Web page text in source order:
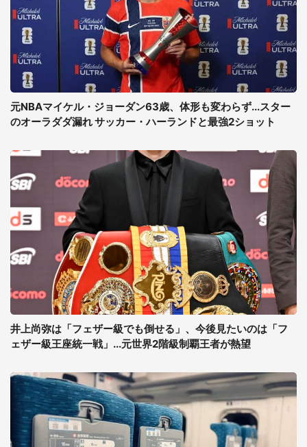
元NBAマイケル・ジョーダン63歳、体形も変わらず...スター
のオーラダダ漏れ サッカー・ハーランドと最強2ショット
井上尚弥は「フェザー級でも倒せる」、今後見たいのは「フ
ェザー級王座統一戦」...元世界2階級制覇王者が熱望